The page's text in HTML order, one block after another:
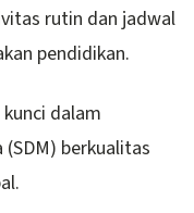
rutin dan jadwal
pendidikan.
dalam
berkualitas